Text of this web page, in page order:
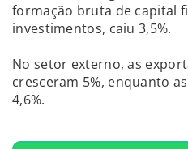
formação bruta de capital
investimentos, caiu 3,5%.
No setor externo, as
cresceram 5%, enquanto
4,6%.